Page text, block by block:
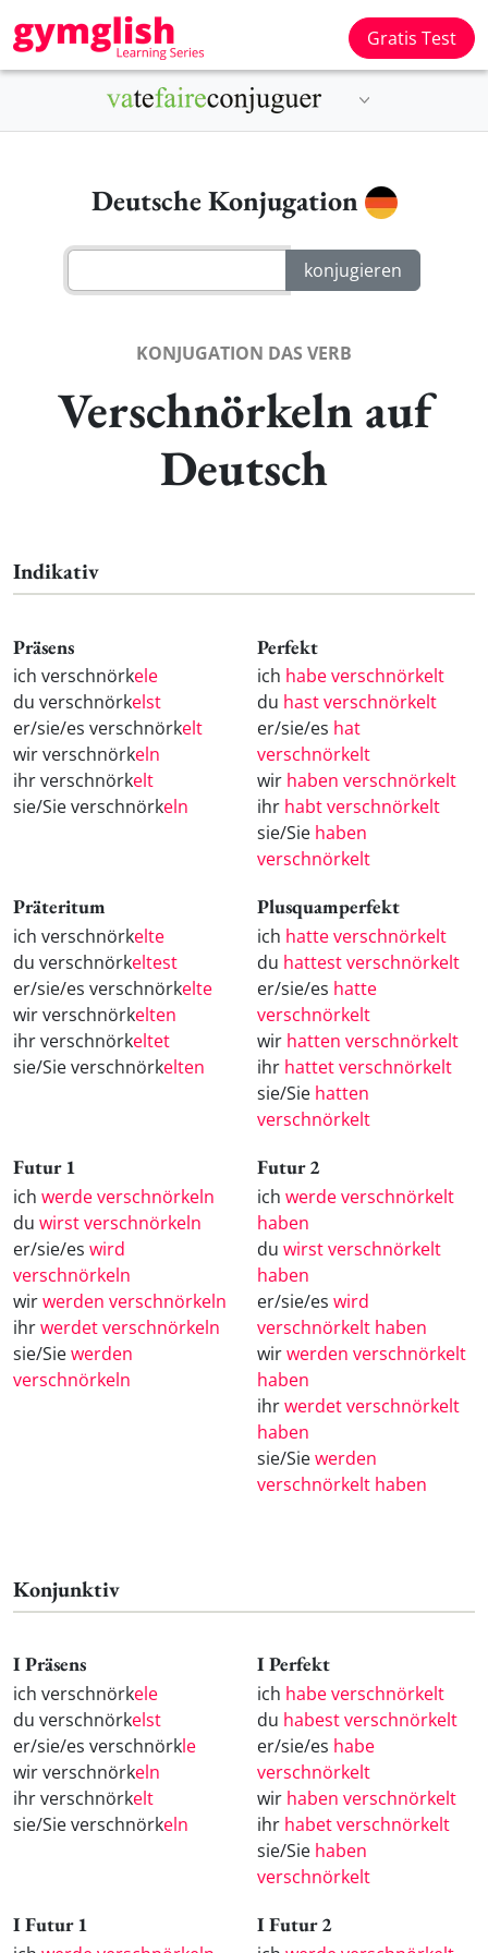
Gratis Test
Deutsche Konjugation
KONJUGATION DAS VERB
Verschnörkeln auf
Deutsch
Indikativ
Präsens
ich verschnörkele
du verschnörkelst
er/sie/es verschnörkelt
wir verschnörkeln
ihr verschnörkelt
sie/Sie verschnörkeln
Perfekt
ich habe verschnörkelt
du hast verschnörkelt
er/sie/es hat
verschnörkelt
wir haben verschnörkelt
ihr habt verschnörkelt
sie/Sie haben
verschnörkelt
Präteritum
ich verschnörkelte
du verschnörkeltest
er/sie/es verschnörkelte
wir verschnörkelten
ihr verschnörkeltet
sie/Sie verschnörkelten
Plusquamperfekt
ich hatte verschnörkelt
du hattest verschnörkelt
er/sie/es hatte
verschnörkelt
wir hatten verschnörkelt
ihr hattet verschnörkelt
sie/Sie hatten
verschnörkelt
Futur 1
ich werde verschnörkeln
du wirst verschnörkeln
er/sie/es wird
verschnörkeln
wirwerden verschnörkeln
ihrwerdet verschnörkeln
sie/Siewerden
verschnörkeln
Futur 2
ich werde verschnörkelt
haben
du wirst verschnörkelt
haben
er/sie/es wird
verschnörkelt haben
wirwerden verschnörkelt
haben
ihrwerdet verschnörkelt
haben
sie/Siewerden
verschnörkelt haben
Konjunktiv
I Präsens
ich verschnörkele
du verschnörkelst
er/sie/es verschnörkle
wir verschnörkeln
ihr verschnörkelt
sie/Sie verschnörkeln
I Perfekt
ich habe verschnörkelt
du habest verschnörkelt
er/sie/es habe
verschnörkelt
wir haben verschnörkelt
ihr habet verschnörkelt
sie/Sie haben
verschnörkelt
I Futur 1 I Futur 2